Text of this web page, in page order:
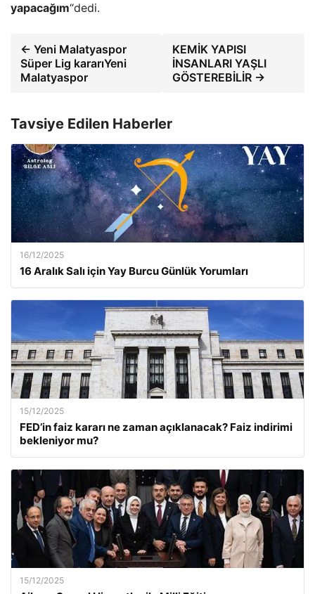
yapacağım“dedi.
← Yeni Malatyaspor
Süper Lig kararıYeni
Malatyaspor
KEMİK YAPISI
İNSANLARI YAŞLI
GÖSTEREBİLİR →
Tavsiye Edilen Haberler
16/12/2025
16 Aralık Salı için Yay Burcu Günlük Yorumları
15/12/2025
FED’in faiz kararı ne zaman açıklanacak? Faiz indirimi
bekleniyor mu?
15/12/2025